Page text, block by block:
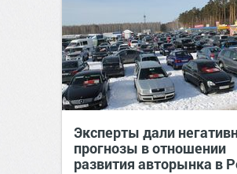
Эксперты дали
прогнозы в отношении
развития авторынка в